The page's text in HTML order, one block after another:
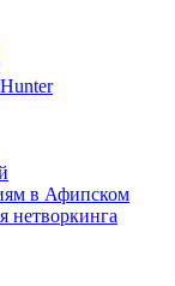
в Афипском
нетворкинга